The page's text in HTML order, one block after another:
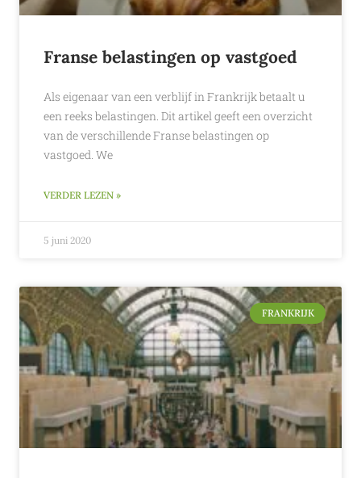
Franse belastingen op vastgoed
Als eigenaar van een verblijf in Frankrijk betaalt u
een reeks belastingen. Dit artikel geeft een overzicht
van de verschillende Franse belastingen op
vastgoed. We
VERDER LEZEN »
5 juni 2020
FRANKRIJK